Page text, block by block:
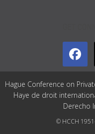
Hague Conference on
Haye de droit
Derecho
© HCCH